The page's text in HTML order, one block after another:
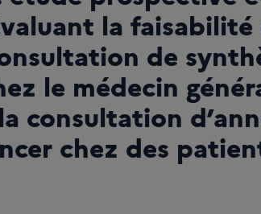
la faisabilité
de
le médecin
consultation
chez des